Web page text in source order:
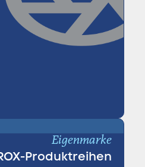
Eigenmarke
Produktreihen